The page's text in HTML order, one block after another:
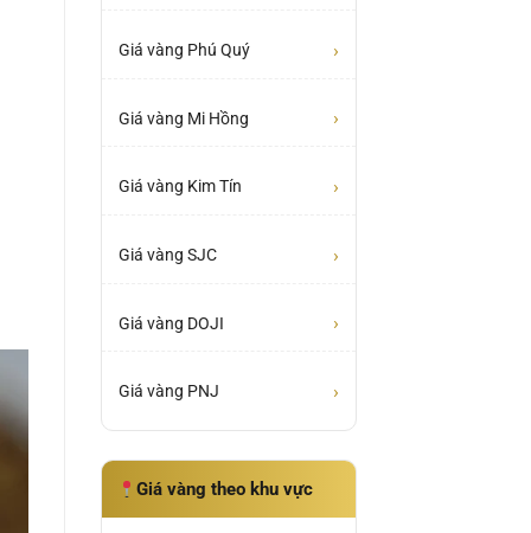
Giá vàng Phú Quý ›
Giá vàng Mi Hồng ›
Giá vàng Kim Tín ›
Giá vàng SJC ›
Giá vàng DOJI ›
Giá vàng PNJ ›
Giá vàng theo khu vực